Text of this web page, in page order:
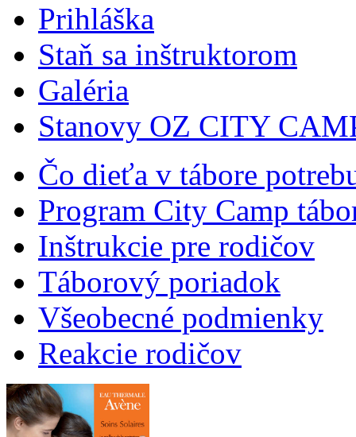
Prihláška
Staň sa inštruktorom
Galéria
Stanovy OZ CITY
Čo dieťa v tábore
Program City Camp
Inštrukcie pre rodičov
Táborový poriadok
Všeobecné podmienky
Reakcie rodičov